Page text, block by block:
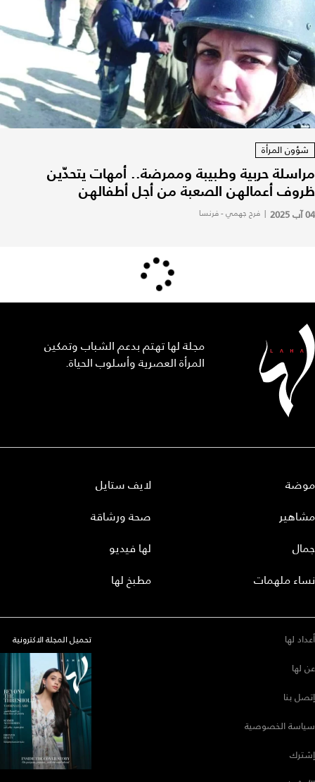
شؤون المرأة
مراسلة حربية وطبيبة وممرضة.. أمهات يتحدّين
ظروف أعمالهن الصعبة من أجل أطفالهن
04 آب 2025 | فرح جهمي - فرنسا
مجلة لها تهتم بدعم الشباب وتمكين
المرأة العصرية وأسلوب الحياة.
موضة
مشاهير
جمال
نساء ملهمات
لايف ستايل
صحة ورشاقة
لها فيديو
مطبخ لها
أعداد لها
عن لها
إتصل بنا
سياسة الخصوصية
إشترك
تحميل المجلة الاكترونية